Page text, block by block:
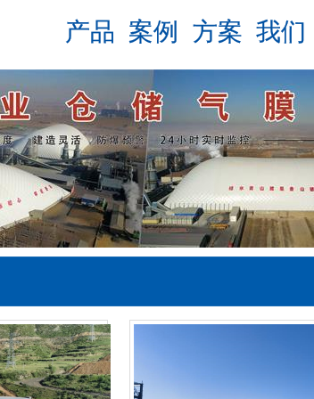
产品 案例 方案 我们